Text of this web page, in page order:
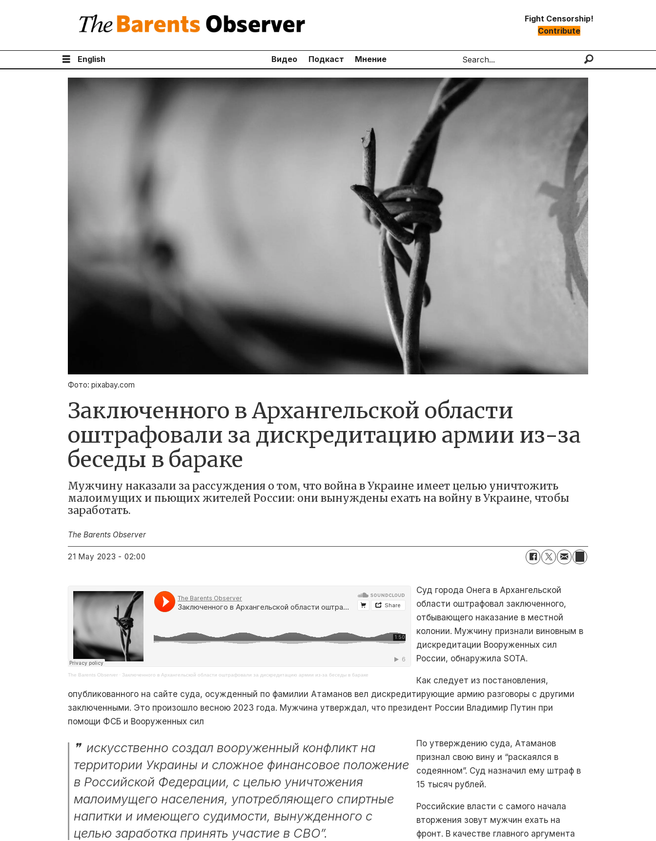
Fight Censorship!
Contribute
English Видео Подкаст Мнение
Search
Фото: pixabay.com
Заключенного в Архангельской области
оштрафовали за дискредитацию армии из-за
беседы в бараке
Мужчину наказали за рассуждения о том, что война в Украине имеет целью уничтожить
малоимущих и пьющих жителей России: они вынуждены ехать на войну в Украине, чтобы
заработать.
The Barents Observer
21 May 2023 - 02:00
The Barents Observer · Заключенного в Архангельской области оштрафовали за дискредитацию армии из-за беседы в бараке
Суд города Онега в Архангельской
области оштрафовал заключенного,
отбывающего наказание в местной
колонии. Мужчину признали виновным в
дискредитации Вооруженных сил
России, обнаружила SOTA.
Как следует из постановления,
опубликованного на сайте суда, осужденный по фамилии Атаманов вел дискредитирующие армию разговоры с другими
заключенными. Это произошло весною 2023 года. Мужчина утверждал, что президент России Владимир Путин при
помощи ФСБ и Вооруженных сил
искусственно создал вооруженный конфликт на
территории Украины и сложное финансовое положение
в Российской Федерации, с целью уничтожения
малоимущего населения, употребляющего спиртные
напитки и имеющего судимости, вынужденного с
целью заработка принять участие в СВО”.
По утверждению суда, Атаманов
признал свою вину и “раскаялся в
содеянном”. Суд назначил ему штраф в
15 тысяч рублей.
Российские власти с самого начала
вторжения зовут мужчин ехать на
фронт. В качестве главного аргумента